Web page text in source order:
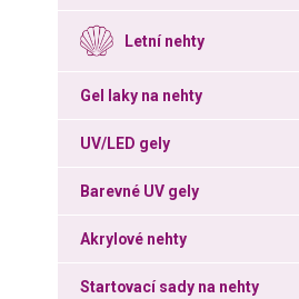
Letní nehty
Gel laky na nehty
UV/LED gely
Barevné UV gely
Akrylové nehty
Startovací sady na nehty